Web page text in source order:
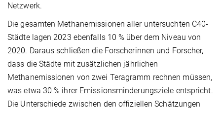
Netzwerk.
Die gesamten Methanemissionen aller untersuchten C40-
Städte lagen 2023 ebenfalls 10 % über dem Niveau von
2020. Daraus schließen die Forscherinnen und Forscher,
dass die Städte mit zusätzlichen jährlichen
Methanemissionen von zwei Teragramm rechnen müssen,
was etwa 30 % ihrer Emissionsminderungsziele entspricht.
Die Unterschiede zwischen den offiziellen Schätzungen